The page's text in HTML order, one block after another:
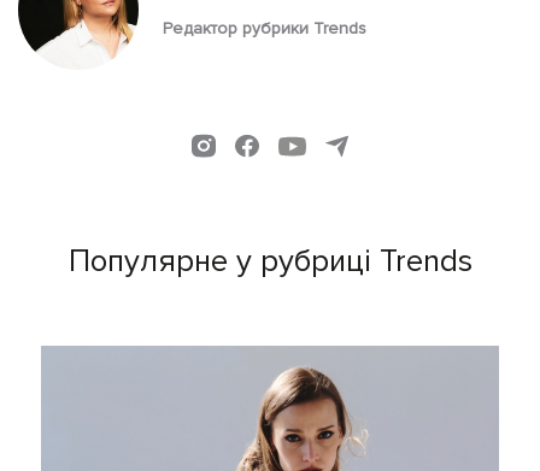
Редактор рубрики Trends
Популярне у рубриці Trends